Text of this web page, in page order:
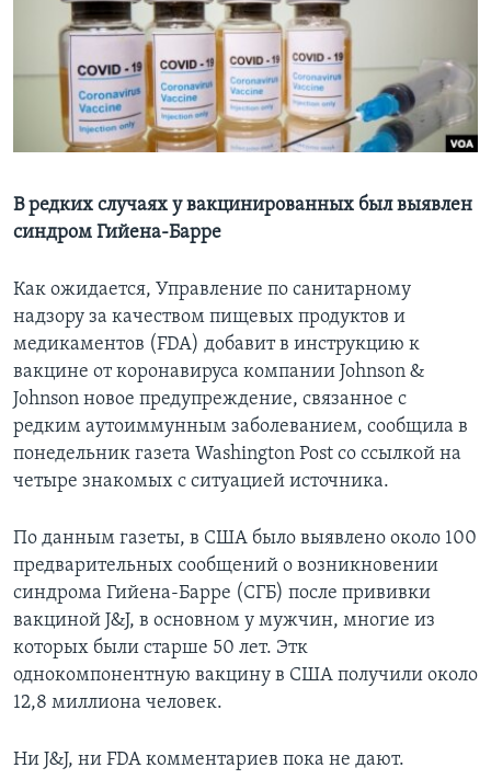
Learning English
СОЦИАЛЬНЫЕ СЕТИ
Языки
В редких случаях у вакцинированных был выявлен
синдром Гийена-Барре
Как ожидается, Управление по санитарному
надзору за качеством пищевых продуктов и
медикаментов (FDA) добавит в инструкцию к
вакцине от коронавируса компании Johnson &
Johnson новое предупреждение, связанное с
редким аутоиммунным заболеванием, сообщила в
понедельник газета Washington Post со ссылкой на
четыре знакомых с ситуацией источника.
По данным газеты, в США было выявлено около 100
предварительных сообщений о возникновении
синдрома Гийена-Барре (СГБ) после прививки
вакциной J&J, в основном у мужчин, многие из
которых были старше 50 лет. Этк
однокомпонентную вакцину в США получили около
12,8 миллиона человек.
Ни J&J, ни FDA комментариев пока не дают.